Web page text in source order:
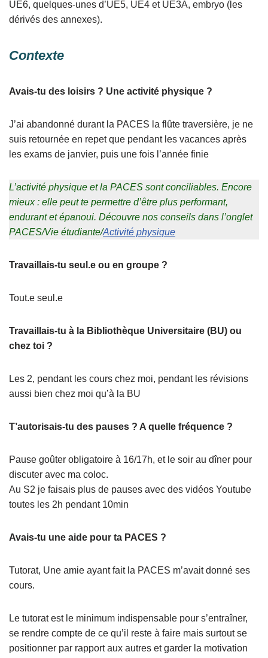
UE6, quelques-unes d’UE5, UE4 et UE3A, embryo (les
dérivés des annexes).
Contexte
Avais-tu des loisirs ? Une activité physique ?
J’ai abandonné durant la PACES la flûte traversière, je ne
suis retournée en repet que pendant les vacances après
les exams de janvier, puis une fois l’année finie
L’activité physique et la PACES sont conciliables. Encore
mieux : elle peut te permettre d’être plus performant,
endurant et épanoui. Découvre nos conseils dans l’onglet
PACES/Vie étudiante/Activité physique
Travaillais-tu seul.e ou en groupe ?
Tout.e seul.e
Travaillais-tu à la Bibliothèque Universitaire (BU) ou
chez toi ?
Les 2, pendant les cours chez moi, pendant les révisions
aussi bien chez moi qu’à la BU
T’autorisais-tu des pauses ? A quelle fréquence ?
Pause goûter obligatoire à 16/17h, et le soir au dîner pour
discuter avec ma coloc.
Au S2 je faisais plus de pauses avec des vidéos Youtube
toutes les 2h pendant 10min
Avais-tu une aide pour ta PACES ?
Tutorat, Une amie ayant fait la PACES m’avait donné ses
cours.
Le tutorat est le minimum indispensable pour s’entraîner,
se rendre compte de ce qu’il reste à faire mais surtout se
positionner par rapport aux autres et garder la motivation